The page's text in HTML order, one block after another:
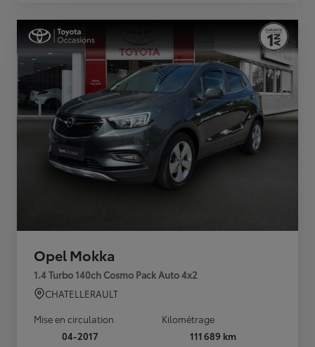
Opel Mokka
1.4 Turbo 140ch Cosmo Pack Auto 4x2
CHATELLERAULT
Mise en circulation
04-2017
Kilométrage
111 689 km